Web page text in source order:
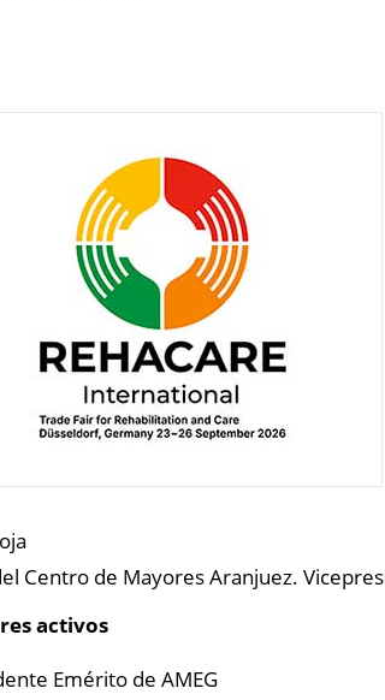
Centro de Mayores Aranjuez.
activos
Emérito de AMEG